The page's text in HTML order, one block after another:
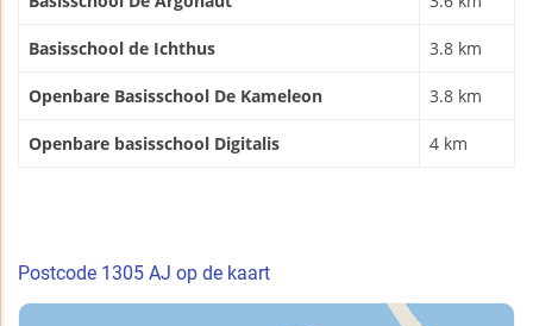
Basisschool de Ichthus 3.8 km
Openbare Basisschool De Kameleon 3.8 km
Openbare basisschool Digitalis 4 km
Postcode 1305 AJ op de kaart